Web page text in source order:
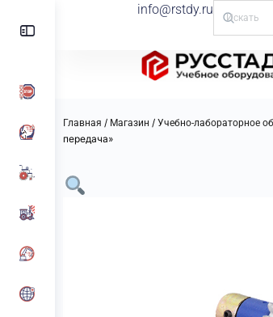
info@rstdy.ru
Главная / Магазин / Учебно-лабораторное
передача»